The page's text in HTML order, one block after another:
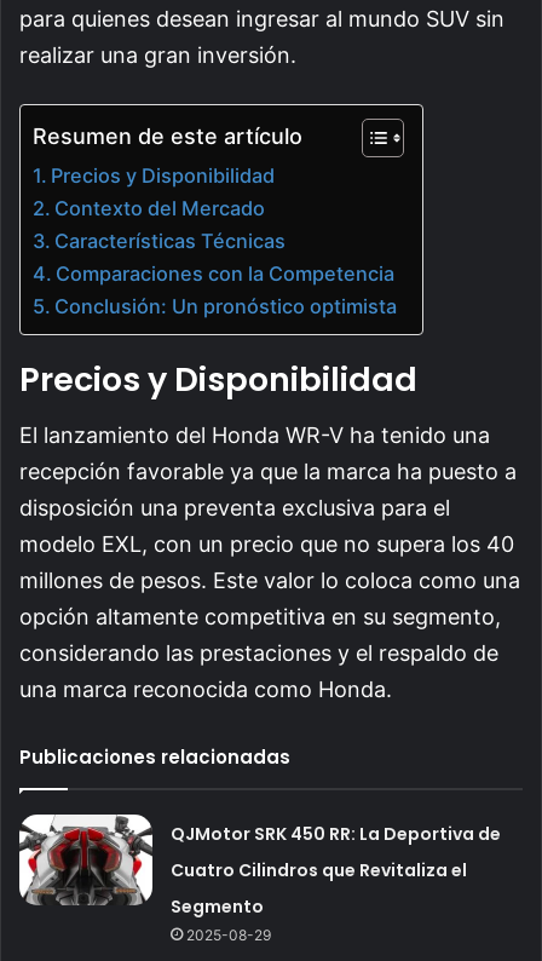
para quienes desean ingresar al mundo SUV sin
realizar una gran inversión.
Resumen de este artículo
Precios y Disponibilidad
Contexto del Mercado
Características Técnicas
Comparaciones con la Competencia
Conclusión: Un pronóstico optimista
Precios y Disponibilidad
El lanzamiento del Honda WR-V ha tenido una
recepción favorable ya que la marca ha puesto a
disposición una preventa exclusiva para el
modelo EXL, con un precio que no supera los 40
millones de pesos. Este valor lo coloca como una
opción altamente competitiva en su segmento,
considerando las prestaciones y el respaldo de
una marca reconocida como Honda.
Publicaciones relacionadas
QJMotor SRK 450 RR: La Deportiva de
Cuatro Cilindros que Revitaliza el
Segmento
2025-08-29